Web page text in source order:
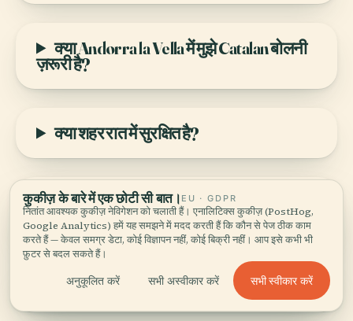
क्या Andorra la Vella में मुझे Catalan बोलनी
ज़रूरी है?
क्या शहर रात में सुरक्षित है?
एयरपोर्ट न होने पर मैं Andorra la Vella कैसे
पहुँचूँ?
क्या ड्यूटी-फ्री होने की वजह से कीमतें कम हैं?
कुकीज़ के बारे में एक छोटी सी बात। EU · GDPR
नितांत आवश्यक कुकीज़ नेविगेशन को चलाती हैं। एनालिटिक्स कुकीज़ (PostHog,
Google Analytics) हमें यह समझने में मदद करती हैं कि कौन से पेज ठीक काम
करते हैं — केवल समग्र डेटा, कोई विज्ञापन नहीं, कोई बिक्री नहीं। आप इसे कभी भी
फ़ुटर से बदल सकते हैं।
अनुकूलित करें सभी अस्वीकार करें सभी स्वीकार करें